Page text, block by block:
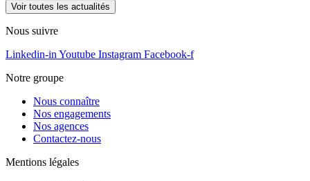
Voir toutes les actualités
Nous suivre
Linkedin-in Youtube Instagram Facebook-f
Notre groupe
Nous connaître
Nos engagements
Nos agences
Contactez-nous
Mentions légales